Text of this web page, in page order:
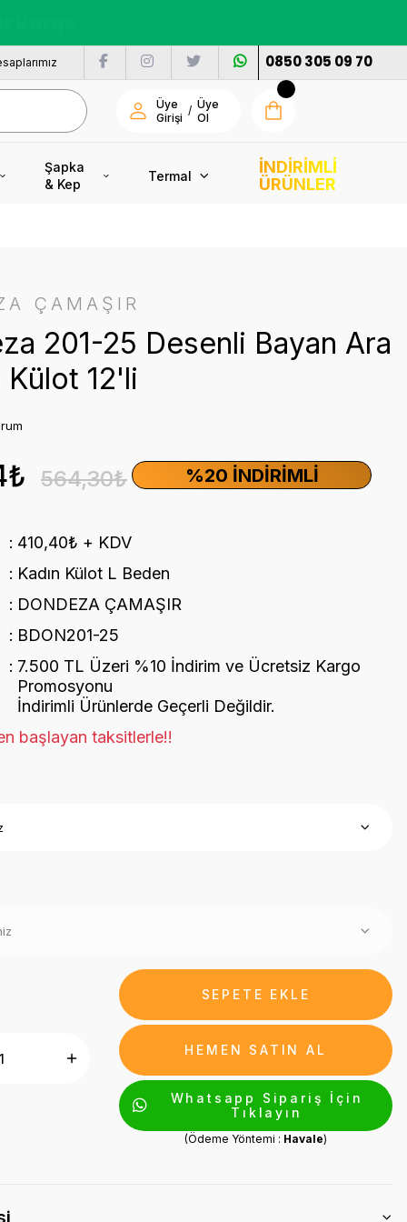
0850 305 09 70
Üye
Girişi
/ Üye
Ol
Şapka
& Kep
Termal
İNDİRİMLİ
ÜRÜNLER
ÇAMAŞIR
201-25 Desenli Bayan Ara
Külot 12'li
%20 İNDIRIMLI
564,30₺
410,40₺ + KDV
Kadın Külot L Beden
DONDEZA ÇAMAŞIR
BDON201-25
7.500 TL Üzeri %10 İndirim ve Ücretsiz Kargo
Promosyonu
İndirimli Ürünlerde Geçerli Değildir.
başlayan taksitlerle!!
SEPETE EKLE
HEMEN SATIN AL
Whatsapp Sipariş İçin
Tıklayın
(Ödeme Yöntemi : Havale)